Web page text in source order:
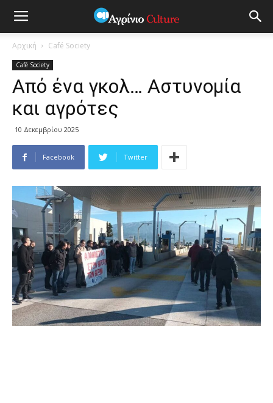
Αρχική Café Society
Café Society
Από ένα γκολ… Αστυνομία
και αγρότες
10 Δεκεμβρίου 2025
Facebook Twitter